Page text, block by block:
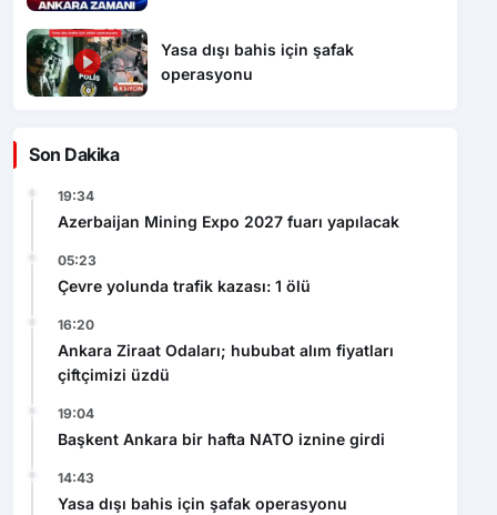
Yasa dışı bahis için şafak
operasyonu
Son Dakika
19:34
Azerbaijan Mining Expo 2027 fuarı yapılacak
05:23
Çevre yolunda trafik kazası: 1 ölü
16:20
Ankara Ziraat Odaları; hububat alım fiyatları
çiftçimizi üzdü
19:04
Başkent Ankara bir hafta NATO iznine girdi
14:43
Yasa dışı bahis için şafak operasyonu